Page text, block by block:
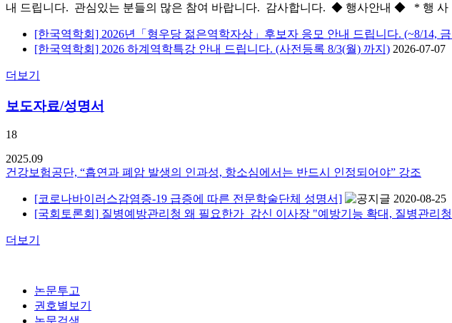
내 드립니다. 관심있는 분들의 많은 참여 바랍니다. 감사합니다. ◆ 행사안내 ◆ * 행 사
[한국역학회] 2026년「형우당 젊은역학자상」후보자 응모 안내 드립니다. (~8/14,
[한국역학회] 2026 하계역학특강 안내 드립니다. (사전등록 8/3(월) 까지) 2026-07-07
더보기
보도자료/성명서
18
2025.09
건강보험공단, “흡연과 폐암 발생의 인과성, 항소심에서는 반드시 인정되어야” 강조
[코로나바이러스감염증-19 급증에 따른 전문학술단체 성명서]
2020-08-25
[국회토론회] 질병예방관리청 왜 필요한가_감신 이사장 "예방기능 확대, 질병관리
더보기
논문투고
권호별보기